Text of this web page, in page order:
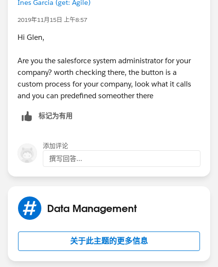
Edit page also only the Additional To: blackout.
Ines Garcia (get: Agile)
2019年11月15日 上午8:57
Hi Glen,
Are you the salesforce system administrator for your
company? worth checking there, the button is a
custom process for your company, look what it calls
and you can predefined someother there
标记为有用
添加评论
撰写回答...
Data Management
关于此主题的更多信息